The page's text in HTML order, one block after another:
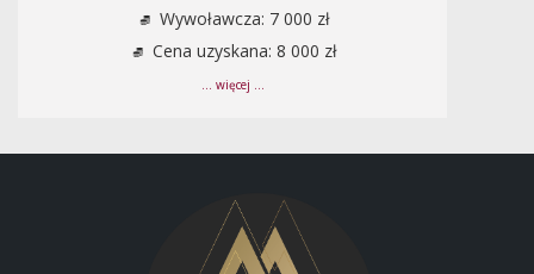
Wywoławcza: 7 000 zł
Cena uzyskana: 8 000 zł
... więcej ...